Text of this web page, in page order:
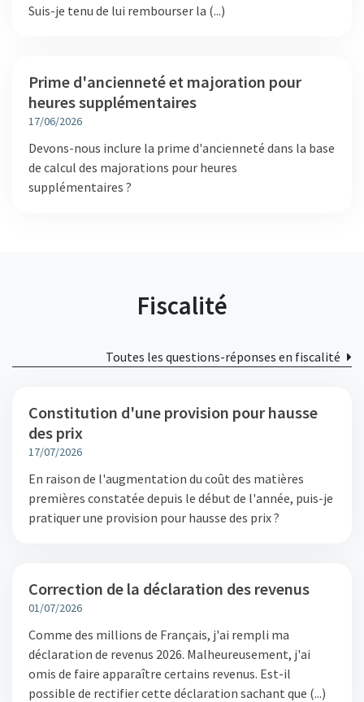
Suis-je tenu de lui rembourser la (...)
Prime d'ancienneté et majoration pour
heures supplémentaires
17/06/2026
Devons-nous inclure la prime d'ancienneté dans la base
de calcul des majorations pour heures
supplémentaires ?
Fiscalité
Toutes les questions-réponses en fiscalité
Constitution d'une provision pour hausse
des prix
17/07/2026
En raison de l'augmentation du coût des matières
premières constatée depuis le début de l'année, puis-je
pratiquer une provision pour hausse des prix ?
Correction de la déclaration des revenus
01/07/2026
Comme des millions de Français, j'ai rempli ma
déclaration de revenus 2026. Malheureusement, j'ai
omis de faire apparaître certains revenus. Est-il
possible de rectifier cette déclaration sachant que (...)